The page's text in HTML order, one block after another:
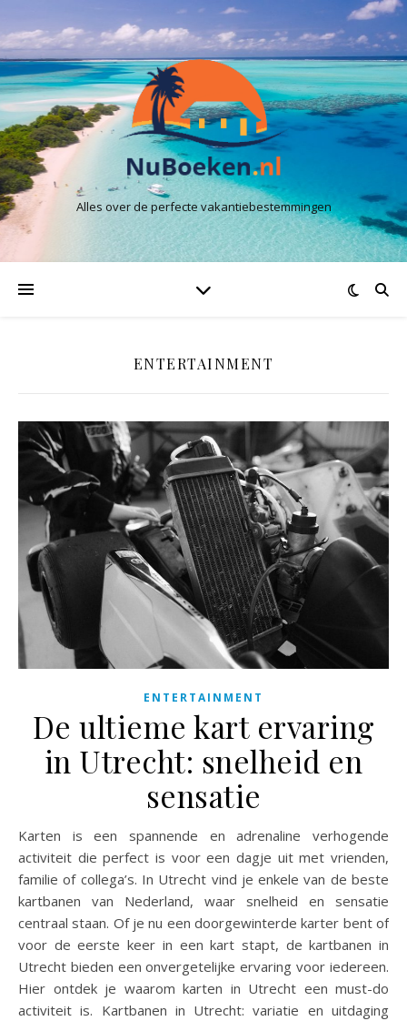
Alles over de perfecte vakantiebestemmingen
ENTERTAINMENT
ENTERTAINMENT
De ultieme kart ervaring
in Utrecht: snelheid en
sensatie
Karten is een spannende en adrenaline verhogende
activiteit die perfect is voor een dagje uit met vrienden,
familie of collega’s. In Utrecht vind je enkele van de beste
kartbanen van Nederland, waar snelheid en sensatie
centraal staan. Of je nu een doorgewinterde karter bent of
voor de eerste keer in een kart stapt, de kartbanen in
Utrecht bieden een onvergetelijke ervaring voor iedereen.
Hier ontdek je waarom karten in Utrecht een must-do
activiteit is. Kartbanen in Utrecht: variatie en uitdaging